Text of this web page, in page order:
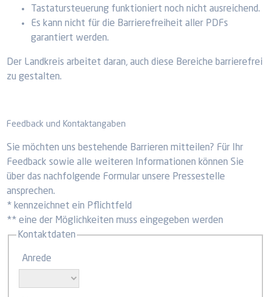
Tastatursteuerung funktioniert noch nicht ausreichend.
Es kann nicht für die Barrierefreiheit aller PDFs
garantiert werden.
Der Landkreis arbeitet daran, auch diese Bereiche barrierefrei
zu gestalten.
Feedback und Kontaktangaben
Sie möchten uns bestehende Barrieren mitteilen? Für Ihr
Feedback sowie alle weiteren Informationen können Sie
über das nachfolgende Formular unsere Pressestelle
ansprechen.
* kennzeichnet ein Pflichtfeld
** eine der Möglichkeiten muss eingegeben werden
Kontaktdaten
Anrede